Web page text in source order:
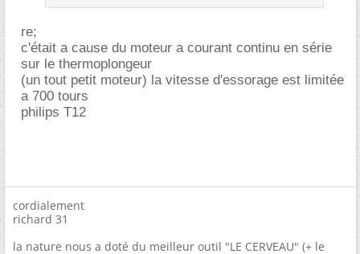
re;
c'était a cause du moteur a courant continu en série
sur le thermoplongeur
(un tout petit moteur) la vitesse d'essorage est limitée
a 700 tours
philips T12
cordialement
richard 31
la nature nous a doté du meilleur outil "LE CERVEAU" (+ le